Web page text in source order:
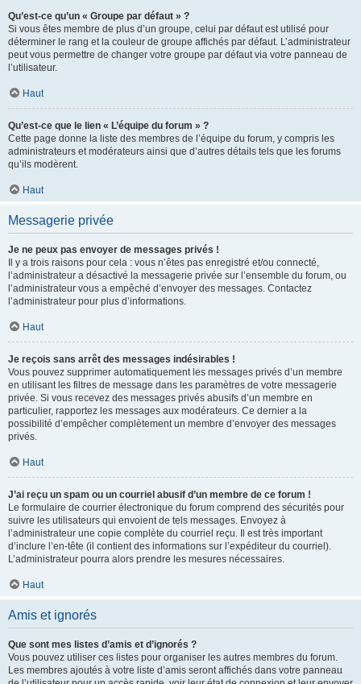
Qu’est-ce qu’un « Groupe par défaut » ?
Si vous êtes membre de plus d’un groupe, celui par défaut est utilisé pour
déterminer le rang et la couleur de groupe affichés par défaut. L’administrateur
peut vous permettre de changer votre groupe par défaut via votre panneau de
l’utilisateur.
Haut
Qu’est-ce que le lien « L’équipe du forum » ?
Cette page donne la liste des membres de l’équipe du forum, y compris les
administrateurs et modérateurs ainsi que d’autres détails tels que les forums
qu’ils modèrent.
Haut
Messagerie privée
Je ne peux pas envoyer de messages privés !
Il y a trois raisons pour cela : vous n’êtes pas enregistré et/ou connecté,
l’administrateur a désactivé la messagerie privée sur l’ensemble du forum, ou
l’administrateur vous a empêché d’envoyer des messages. Contactez
l’administrateur pour plus d’informations.
Haut
Je reçois sans arrêt des messages indésirables !
Vous pouvez supprimer automatiquement les messages privés d’un membre
en utilisant les filtres de message dans les paramètres de votre messagerie
privée. Si vous recevez des messages privés abusifs d’un membre en
particulier, rapportez les messages aux modérateurs. Ce dernier a la
possibilité d’empêcher complètement un membre d’envoyer des messages
privés.
Haut
J’ai reçu un spam ou un courriel abusif d’un membre de ce forum !
Le formulaire de courrier électronique du forum comprend des sécurités pour
suivre les utilisateurs qui envoient de tels messages. Envoyez à
l’administrateur une copie complète du courriel reçu. Il est très important
d’inclure l’en-tête (il contient des informations sur l’expéditeur du courriel).
L’administrateur pourra alors prendre les mesures nécessaires.
Haut
Amis et ignorés
Que sont mes listes d’amis et d’ignorés ?
Vous pouvez utiliser ces listes pour organiser les autres membres du forum.
Les membres ajoutés à votre liste d’amis seront affichés dans votre panneau